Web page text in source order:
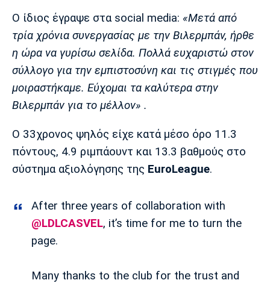
Πολιτισμός
Τραγούδια
Cine Spot
Running
Παρασκήνιο
Πρόγραμμα TV
Ιωνικός Κηφισιά Πανσερραϊκός
Μπαρτσελόνα
Ρεάλ
Ατλέτικο
Μάντσεστερ
Γιουνάιτεντ
Τσέλσι Άρσεναλ
Λίβερπουλ
Μάντσεστερ
Γιουβέντους
Ο ίδιος έγραψε στα social media: «Μετά από
τρία χρόνια συνεργασίας με την Βιλερμπάν, ήρθε
η ώρα να γυρίσω σελίδα. Πολλά ευχαριστώ στον
σύλλογο για την εμπιστοσύνη και τις στιγμές που
μοιραστήκαμε. Εύχομαι τα καλύτερα στην
Βιλερμπάν για το μέλλον» .
Ο 33χρονος ψηλός είχε κατά μέσο όρο 11.3
πόντους, 4.9 ριμπάουντ και 13.3 βαθμούς στο
σύστημα αξιολόγησης της EuroLeague.
After three years of collaboration with
@LDLCASVEL, it’s time for me to turn the
page.
Many thanks to the club for the trust and